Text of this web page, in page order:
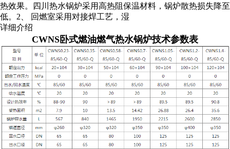
热效果。四川热水锅炉采用高热阻保温材料，锅炉散热损失降至
低。2、 回燃室采用对接焊工艺，湿
详细介绍
CWNS卧式燃油燃气热水锅炉技术参数表